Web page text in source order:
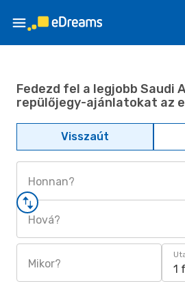
Fedezd fel a legjobb Saudi
repülőjegy-ajánlatokat az
Visszaút
Honnan?
Hová?
Mikor? 1